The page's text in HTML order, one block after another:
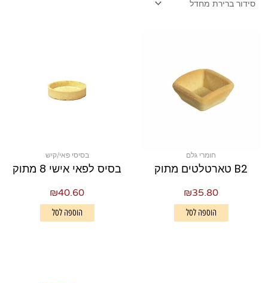
חומרי גלם
B2 טארטלטים מתוק
₪35.80
הוספה לסל
בסיסי פאי/קיש
בסיס לפאי אישי 8 מתוק
₪40.60
הוספה לסל